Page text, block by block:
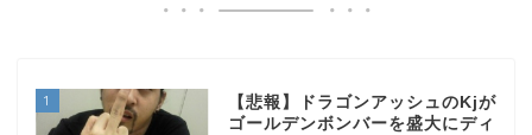
1
【悲報】ドラゴンアッシュのKjが
ゴールデンボンバーを盛大にディ